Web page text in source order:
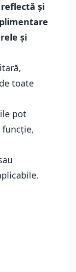
și
și
toate
pot
funcție,